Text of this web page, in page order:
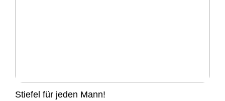
Stiefel für jeden Mann!